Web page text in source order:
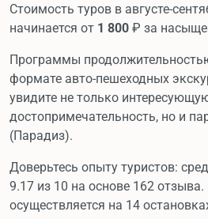
Стоимость туров в августе-
начинается от 1 800 ₽ за
Программы
формате авто-пешеходных
увидите не только
достопримечательность, но и
(Парадиз).
Доверьтесь опыту туристов:
9.17 из 10 на основе 162
осуществляется на 14